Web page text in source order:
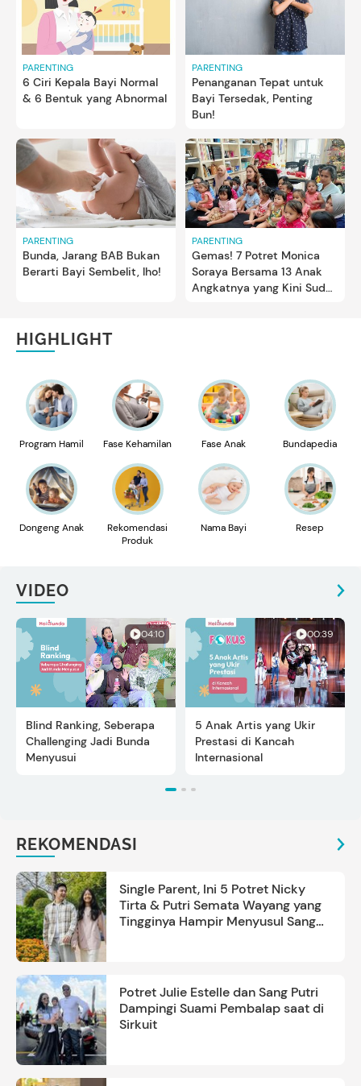
PARENTING
6 Ciri Kepala Bayi Normal
& 6 Bentuk yang Abnormal
PARENTING
Penanganan Tepat untuk
Bayi Tersedak, Penting
Bun!
PARENTING
Bunda, Jarang BAB Bukan
Berarti Bayi Sembelit, lho!
PARENTING
Gemas! 7 Potret Monica
Soraya Bersama 13 Anak
Angkatnya yang Kini Sudah
HIGHLIGHT
Program Hamil Fase Kehamilan Fase Anak Bundapedia
Dongeng Anak
Rekomendasi
Produk
Nama Bayi Resep
VIDEO
04:10
Blind Ranking, Seberapa
Challenging Jadi Bunda
Menyusui
00:39
5 Anak Artis yang Ukir
Prestasi di Kancah
Internasional
REKOMENDASI
Single Parent, Ini 5 Potret Nicky
Tirta & Putri Semata Wayang yang
Tingginya Hampir Menyusul Sang
Potret Julie Estelle dan Sang Putri
Dampingi Suami Pembalap saat di
Sirkuit